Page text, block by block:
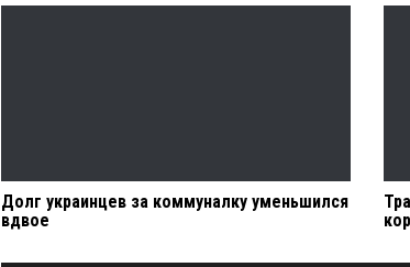
Долг украинцев за коммуналку уменьшился
вдвое